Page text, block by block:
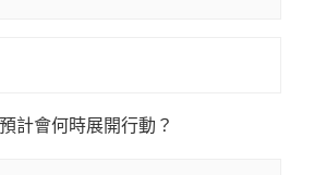
計會何時展開行動？